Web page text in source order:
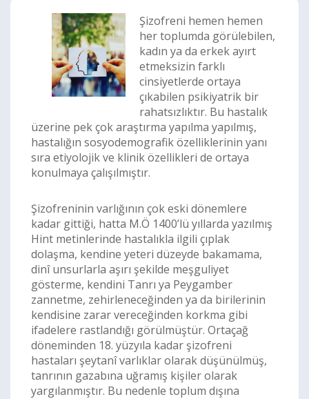
Şizofreni hemen hemen
her toplumda görülebilen,
kadın ya da erkek ayırt
etmeksizin farklı
cinsiyetlerde ortaya
çıkabilen psikiyatrik bir
rahatsızlıktır. Bu hastalık
üzerine pek çok araştırma yapılma yapılmış,
hastalığın sosyodemografik özelliklerinin yanı
sıra etiyolojik ve klinik özellikleri de ortaya
konulmaya çalışılmıştır.
Şizofreninin varlığının çok eski dönemlere
kadar gittiği, hatta M.Ö 1400’lü yıllarda yazılmış
Hint metinlerinde hastalıkla ilgili çıplak
dolaşma, kendine yeteri düzeyde bakamama,
dinî unsurlarla aşırı şekilde meşguliyet
gösterme, kendini Tanrı ya Peygamber
zannetme, zehirleneceğinden ya da birilerinin
kendisine zarar vereceğinden korkma gibi
ifadelere rastlandığı görülmüştür. Ortaçağ
döneminden 18. yüzyıla kadar şizofreni
hastaları şeytanî varlıklar olarak düşünülmüş,
tanrının gazabına uğramış kişiler olarak
yargılanmıştır. Bu nedenle toplum dışına